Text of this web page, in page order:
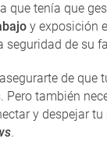
que tenía que
y exposición
seguridad de su
de que
Pero también
y despejar
.